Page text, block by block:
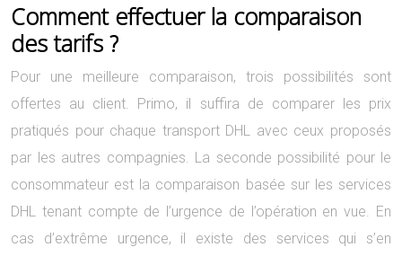
Comment effectuer la comparaison
des tarifs ?
Pour une meilleure comparaison, trois possibilités sont
offertes au client. Primo, il suffira de comparer les prix
pratiqués pour chaque transport DHL avec ceux proposés
par les autres compagnies. La seconde possibilité pour le
consommateur est la comparaison basée sur les services
DHL tenant compte de l’urgence de l’opération en vue. En
cas d’extrême urgence, il existe des services qui s’en